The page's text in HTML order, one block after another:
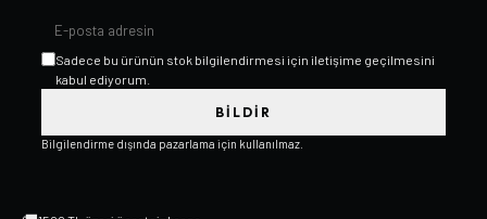
Sadece bu ürünün stok bilgilendirmesi için iletişime geçilmesini
kabul ediyorum.
BILDIR
Bilgilendirme dışında pazarlama için kullanılmaz.